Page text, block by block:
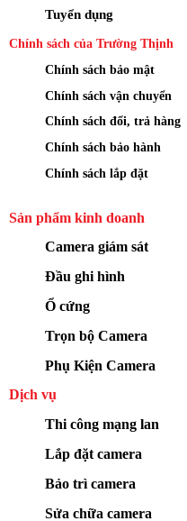
Tuyển dụng
Chính sách của Trường Thịnh
Chính sách bảo mật
Chính sách vận chuyển
Chính sách đổi, trả hàng
Chính sách bảo hành
Chính sách lắp đặt
Sản phẩm kinh doanh
Camera giám sát
Đầu ghi hình
Ổ cứng
Trọn bộ Camera
Phụ Kiện Camera
Dịch vụ
Thi công mạng lan
Lắp đặt camera
Bảo trì camera
Sửa chữa camera